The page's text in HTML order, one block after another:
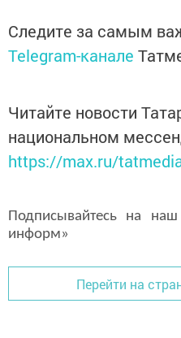
Следите за самым
Telegram-канале
Читайте новости
национальном
https://max.ru/
Подписывайтесь на наш
информ»
Перейти на